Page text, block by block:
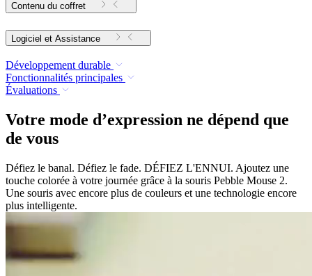
Contenu du coffret
Logiciel et Assistance
Développement durable
Fonctionnalités principales
Évaluations
Votre mode d’expression ne dépend que
de vous
Défiez le banal. Défiez le fade. DÉFIEZ L'ENNUI. Ajoutez une
touche colorée à votre journée grâce à la souris Pebble Mouse 2.
Une souris avec encore plus de couleurs et une technologie encore
plus intelligente.